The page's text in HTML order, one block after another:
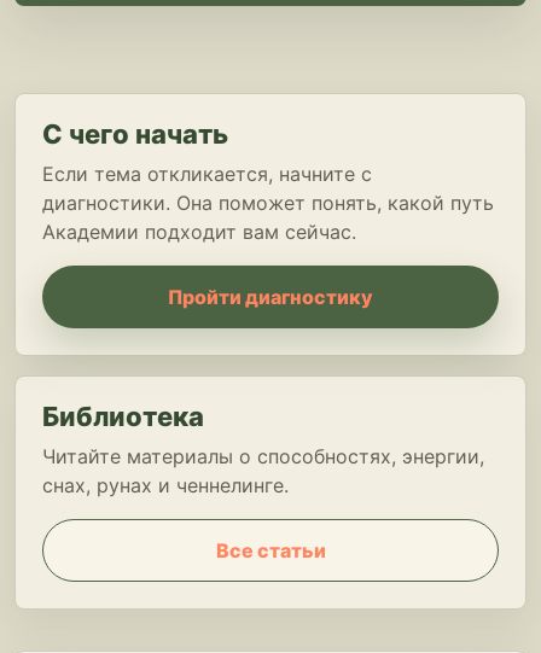
С чего начать
Если тема откликается, начните с
диагностики. Она поможет понять, какой путь
Академии подходит вам сейчас.
Пройти диагностику
Библиотека
Читайте материалы о способностях, энергии,
снах, рунах и ченнелинге.
Все статьи